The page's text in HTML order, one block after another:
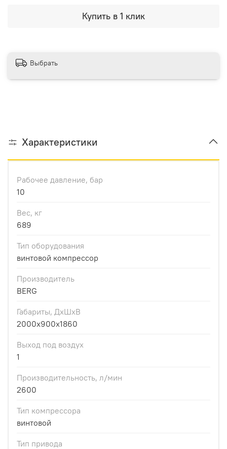
Купить в 1 клик
Выбрать
Характеристики
Рабочее давление, бар
10
Вес, кг
689
Тип оборудования
винтовой компрессор
Производитель
BERG
Габариты, ДхШхВ
2000x900x1860
Выход под воздух
1
Производительность, л/мин
2600
Тип компрессора
винтовой
Тип привода